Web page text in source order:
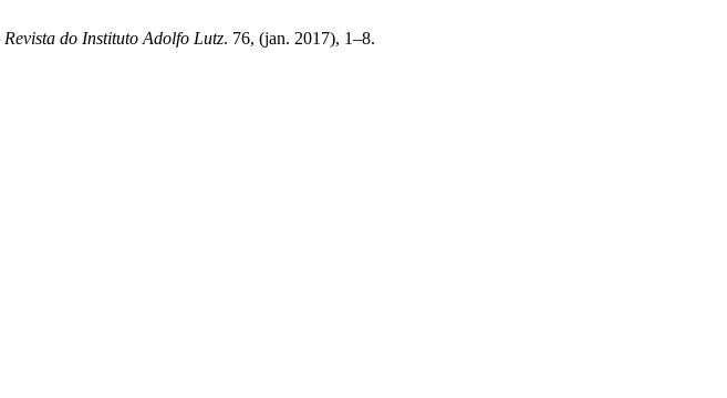
Revista do Instituto Adolfo Lutz. 76, (jan. 2017), 1–8.